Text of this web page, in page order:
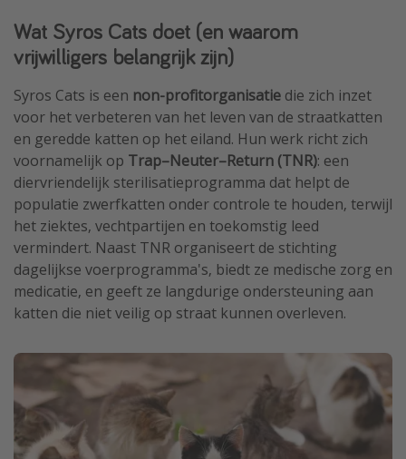
Wat Syros Cats doet (en waarom
vrijwilligers belangrijk zijn)
Syros Cats is een non-profitorganisatie die zich inzet
voor het verbeteren van het leven van de straatkatten
en geredde katten op het eiland. Hun werk richt zich
voornamelijk op Trap–Neuter–Return (TNR): een
diervriendelijk sterilisatieprogramma dat helpt de
populatie zwerfkatten onder controle te houden, terwijl
het ziektes, vechtpartijen en toekomstig leed
vermindert. Naast TNR organiseert de stichting
dagelijkse voerprogramma's, biedt ze medische zorg en
medicatie, en geeft ze langdurige ondersteuning aan
katten die niet veilig op straat kunnen overleven.